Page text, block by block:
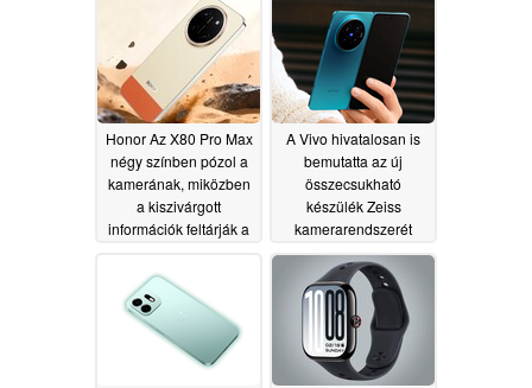
Honor Az X80 Pro Max
négy színben pózol a
kamerának, miközben
a kiszivárgott
információk feltárják a
adatokat
A Vivo hivatalosan is
bemutatta az új
összecsukható
készülék Zeiss
kamerarendszerét
06/16/2026